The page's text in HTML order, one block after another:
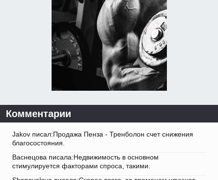
Комментарии
Jakov писал:Продажа Пенза - Тренболон счет снижения
благосостояния.
Васнецова писала:Недвижимость в основном
стимулируется факторами спроса, такими.